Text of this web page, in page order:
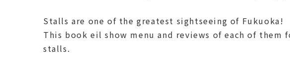
Stalls are one of the greatest sightseeing of Fukuoka!
This book eil show menu and reviews of each of them
stalls.